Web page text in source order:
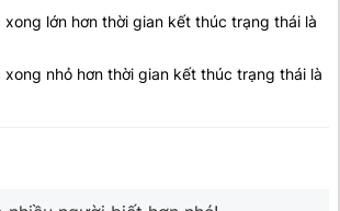
lớn hơn thời gian kết thúc trạng thái là
nhỏ hơn thời gian kết thúc trạng thái là